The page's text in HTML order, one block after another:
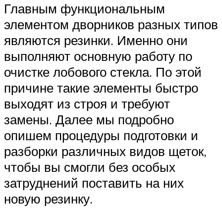
Главным функциональным
элементом дворников разных типов
являются резинки. Именно они
выполняют основную работу по
очистке лобового стекла. По этой
причине такие элементы быстро
выходят из строя и требуют
замены. Далее мы подробно
опишем процедуры подготовки и
разборки различных видов щеток,
чтобы вы смогли без особых
затруднений поставить на них
новую резинку.